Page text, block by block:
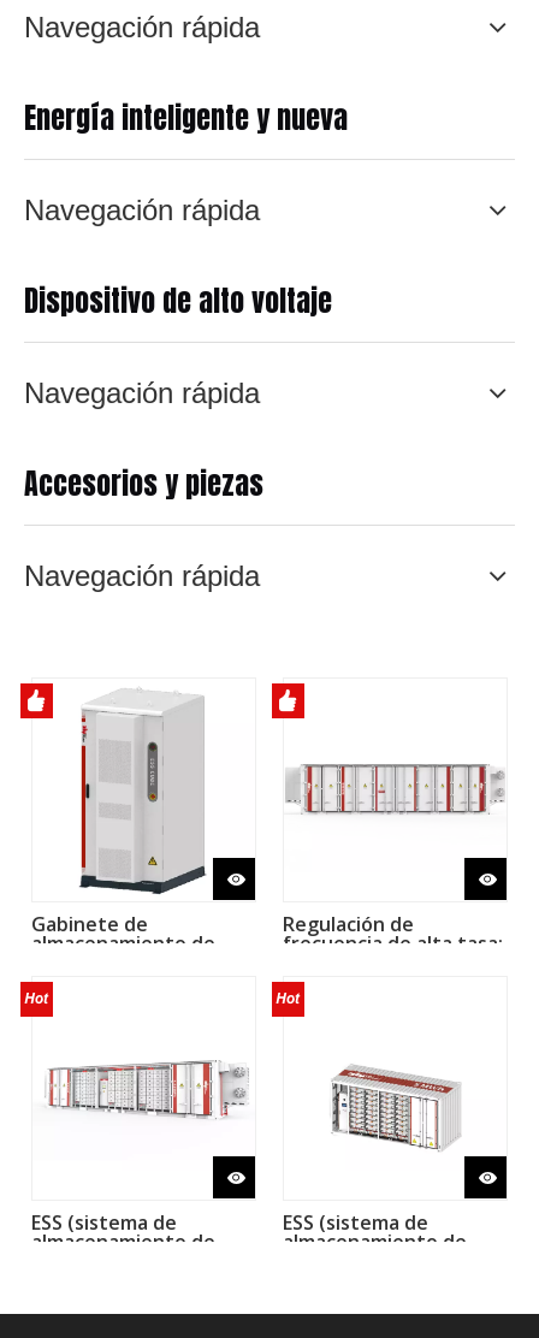
Navegación rápida
Energía inteligente y nueva
Navegación rápida
Dispositivo de alto voltaje
Navegación rápida
Accesorios y piezas
Navegación rápida
Gabinete de
almacenamiento de
industrial y comercial -
506kWh
Regulación de
frecuencia de alta tasa:
almacenamiento de
energía 1C
ESS (sistema de
almacenamiento de
ESS (sistema de
almacenamiento de